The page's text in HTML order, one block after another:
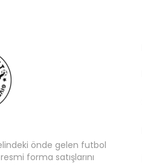
önde gelen futbol
forma satışlarını